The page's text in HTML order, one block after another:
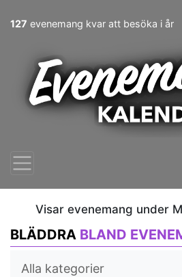
127 evenemang kvar att besöka i år
Visar evenemang under
BLÄDDRA BLAND
Alla kategorier